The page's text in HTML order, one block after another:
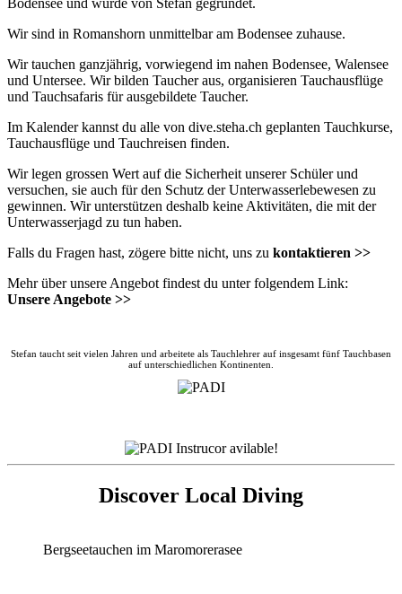
Bodensee und wurde von Stefan gegründet.
Wir sind in Romanshorn unmittelbar am Bodensee zuhause.
Wir tauchen ganzjährig, vorwiegend im nahen Bodensee, Walensee
und Untersee. Wirbilden Taucheraus, organisieren Tauchausflüge
und Tauchsafaris für ausgebildete Taucher.
Im Kalenderkannst du alle von dive.steha.ch geplanten Tauchkurse,
Tauchausflüge und Tauchreisen finden.
Wir legen grossen Wert auf die Sicherheit unserer Schüler und
versuchen, sie auch für den Schutz der Unterwasserlebewesen zu
gewinnen. Wir unterstützen deshalb keine Aktivitäten, die mit der
Unterwasserjagd zu tun haben.
Falls du Fragen hast, zögere bitte nicht, uns zu kontaktieren >>
Mehr über unsere Angebot findest du unter folgendem Link:
Unsere Angebote >>
Stefan taucht seit vielen Jahren und arbeitete als Tauchlehrer auf insgesamt fünf Tauchbasen
auf unterschiedlichen Kontinenten.
Discover Local Diving
Bergseetauchen im Maromorerasee